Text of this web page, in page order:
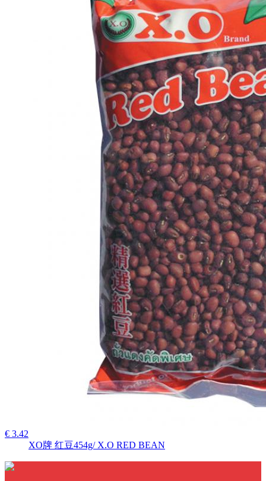
€ 3.42
XO牌 红豆454g/ X.O RED BEAN